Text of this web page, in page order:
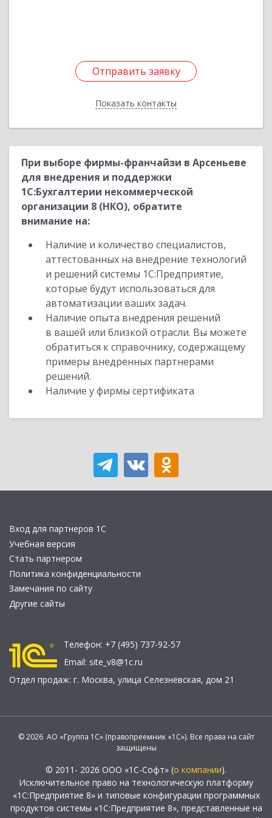
Отправить заявку
Показать контакты
Отправить заявку
Назад
При выборе фирмы-франчайзи в Арсеньеве
для внедрения и поддержки
1С:Бухгалтерии некоммерческой
организации 8 (НКО), обратите
внимание на:
Наличие и количество специалистов,
аттестованных на внедрение технологий
и решений системы 1С:Предприятие,
которые будут использоваться для
автоматизации ваших задач.
Наличие опыта внедрения решений
в вашей или близкой отрасли. Вы можете
обратиться к справочнику, содержащему
примеры внедренных партнерами
решений.
Наличие у фирмы сертификата
Вход для партнеров 1С
Учебная версия
Стать партнером
Политика конфиденциальности
Замечания по сайту
Другие сайты
Телефон: +7 (495) 737-92-57
Email: site_v8@1c.ru
Отдел продаж: г. Москва, улица Селезнёвская, дом 21
© 2026 АО «Группа 1С» (правопреемник «1С»). Все права на сайт
защищены
© 2011- 2026 ООО «1С-Софт» (о компании).
Исключительное право на технологическую платформу
«1С:Предприятие 8» и типовые конфигурации программных
продуктов системы «1С:Предприятие 8», представленные на